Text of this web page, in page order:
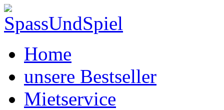
Home
unsere Bestseller
Mietservice